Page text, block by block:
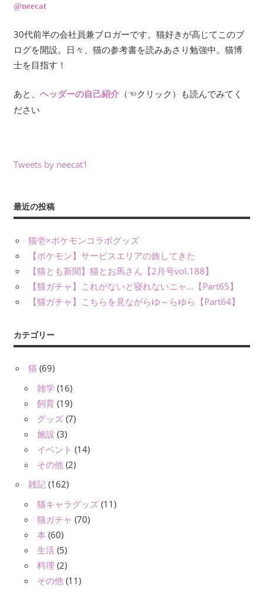
@neecat
30代前半の会社員兼ブロガーです。猫好きが高じてこのブ
ログを開設。日々、猫の参考書を読みあさり勉強中。猫博
士を目指す！
あと、 ヘッダーの自己紹介（☜クリック）も読んでみてく
ださい
Tweets by neecat1
最近の投稿
猫壱×ポケモンコラボグッズ
【ポケモン】サービスエリアの旅してきた
【猫とも新聞】猫とお馬さん【2月号vol.188】
【猫ガチャ】これがないと寝れないニャ…【Part65】
【猫ガチャ】こちらを見ながらゆ～らゆら【Part64】
カテゴリー
猫 (69)
雑学 (16)
飼育 (19)
グッズ (7)
施設 (3)
イベント (14)
その他 (2)
雑記 (162)
猫キャラグッズ (11)
猫ガチャ (70)
本 (60)
生活 (5)
料理 (2)
その他 (11)